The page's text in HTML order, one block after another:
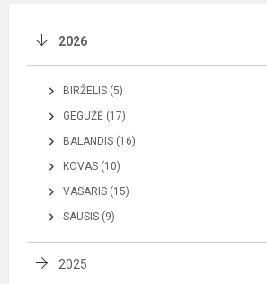
2026
BIRŽELIS (5)
GEGUŽĖ (17)
BALANDIS (16)
KOVAS (10)
VASARIS (15)
SAUSIS (9)
2025